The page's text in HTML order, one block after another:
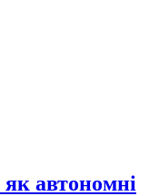
автономні